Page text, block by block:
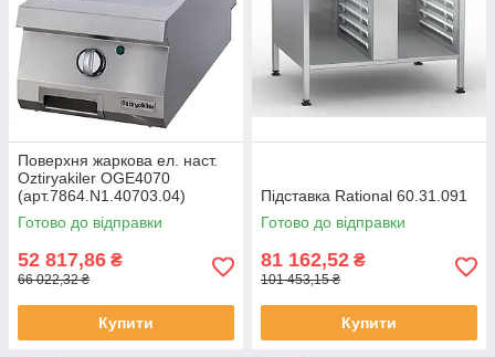
Поверхня жаркова ел. наст.
Oztiryakiler OGE4070
(арт.7864.N1.40703.04)
Готово до відправки
52 817,86 ₴
66 022,32 ₴
Купити
Підставка Rational 60.31.091
Готово до відправки
81 162,52 ₴
101 453,15 ₴
Купити